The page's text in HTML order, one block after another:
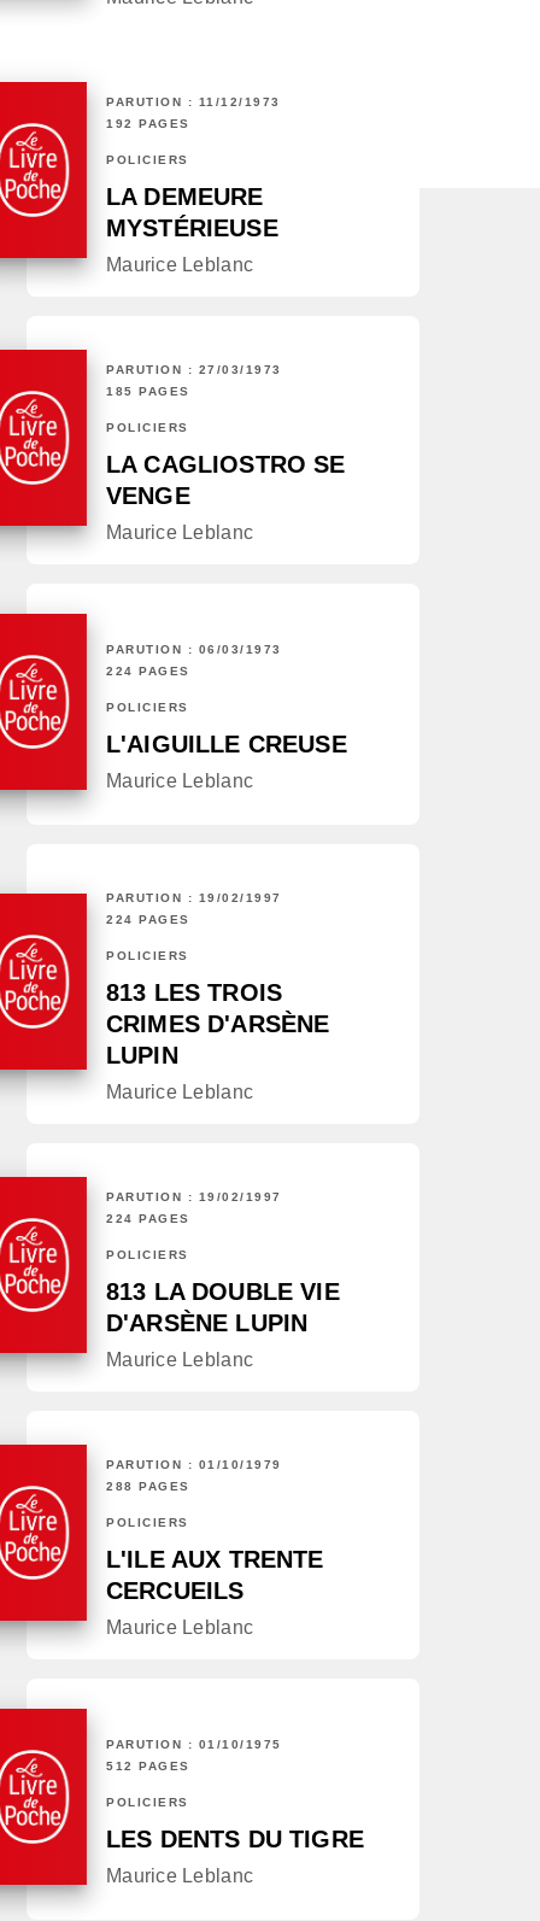
PARUTION : 11/12/1973
192 PAGES
POLICIERS
LA DEMEURE
MYSTÉRIEUSE
Maurice Leblanc
PARUTION : 27/03/1973
185 PAGES
POLICIERS
LA CAGLIOSTRO SE
VENGE
Maurice Leblanc
PARUTION : 06/03/1973
224 PAGES
POLICIERS
L'AIGUILLE CREUSE
Maurice Leblanc
PARUTION : 19/02/1997
224 PAGES
POLICIERS
813 LES TROIS
CRIMES D'ARSÈNE
LUPIN
Maurice Leblanc
PARUTION : 19/02/1997
224 PAGES
POLICIERS
813 LA DOUBLE VIE
D'ARSÈNE LUPIN
Maurice Leblanc
PARUTION : 01/10/1979
288 PAGES
POLICIERS
L'ILE AUX TRENTE
CERCUEILS
Maurice Leblanc
PARUTION : 01/10/1975
512 PAGES
POLICIERS
LES DENTS DU TIGRE
Maurice Leblanc